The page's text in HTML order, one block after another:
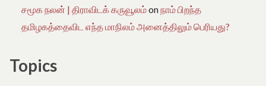
சமூக நலன் | திராவிடக் கருவூலம்onநாம் பிறந்த
தமிழகத்தைவிட எந்த மாநிலம் அனைத்திலும் பெரியது?
Topics